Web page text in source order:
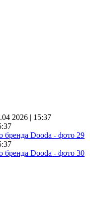
2026 | 15:37